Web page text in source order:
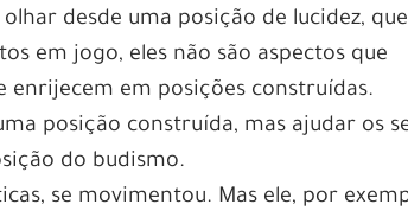
desde uma posição de lucidez,
em jogo, eles não são aspectos que
enrijecem em posições construídas.
posição construída, mas ajudar os
do budismo.
se movimentou. Mas ele, por